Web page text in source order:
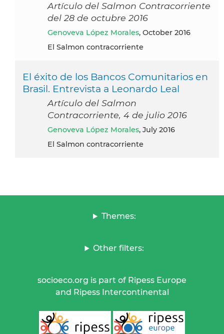
Artículo del Salmon Contracorriente
del 28 de octubre 2016
Genoveva López Morales, October 2016
El Salmon contracorriente
El éxito de los Bancos Comunitarios en
Brasil. Entrevista a Leonardo Leal
Artículo del Salmon
Contracorriente, 4 de julio 2016
Genoveva López Morales, July 2016
El Salmon contracorriente
Themes:
Other filters:
socioeco.org is part of Ripess Europe
and Ripess Intercontinental